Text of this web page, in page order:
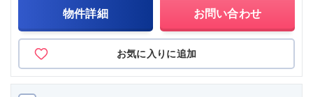
物件詳細 お問い合わせ
お気に入りに追加